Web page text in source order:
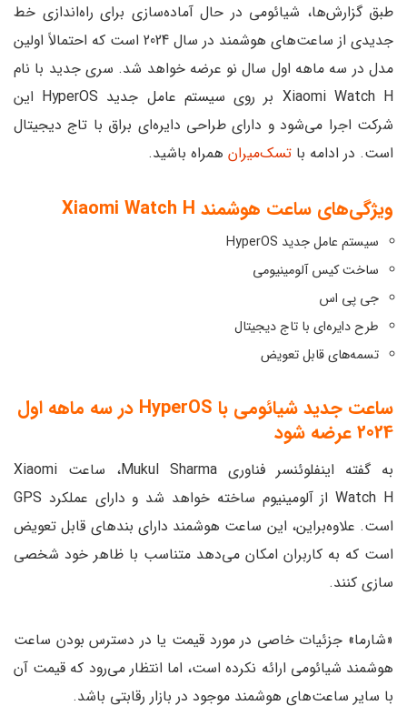
طبق گزارش‌ها، شیائومی در حال آماده‌سازی برای راه‌اندازی خط
جدیدی از ساعت‌های هوشمند در سال 2024 است که احتمالاً اولین
مدل در سه ماهه اول سال نو عرضه خواهد شد. سری جدید با نام
Xiaomi Watch H بر روی سیستم عامل جدید HyperOS این
شرکت اجرا می‌شود و دارای طراحی دایره‌ای براق با تاج دیجیتال
است. در ادامه با تسک‌میران همراه باشید.
ویژگی‌های ساعت هوشمند Xiaomi Watch H
سیستم عامل جدید HyperOS
ساخت کیس آلومینیومی
جی پی اس
طرح دایره‌ای با تاج دیجیتال
تسمه‌های قابل تعویض
ساعت جدید شیائومی با HyperOS در سه ماهه اول
2024 عرضه شود
به گفته اینفلوئنسر فناوری Mukul Sharma، ساعت Xiaomi
Watch H از آلومینیوم ساخته خواهد شد و دارای عملکرد GPS
است. علاوه‌براین، این ساعت هوشمند دارای بندهای قابل تعویض
است که به کاربران امکان می‌دهد متناسب با ظاهر خود شخصی
سازی کنند.
«شارما» جزئیات خاصی در مورد قیمت یا در دسترس بودن ساعت
هوشمند شیائومی ارائه نکرده است، اما انتظار می‌رود که قیمت آن
با سایر ساعت‌های هوشمند موجود در بازار رقابتی باشد.